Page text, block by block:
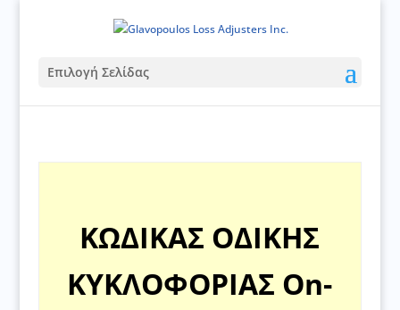
Επιλογή Σελίδας
ΚΩΔΙΚΑΣ ΟΔΙΚΗΣ
ΚΥΚΛΟΦΟΡΙΑΣ Οn-